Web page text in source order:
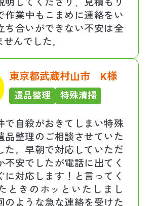
作業中もこまめに連絡をい
ち合いができない不安は全
せんでした。
東京都武蔵村山市 K様
遺品整理 特殊清掃
で自殺がおきてしまい特殊
品整理のご相談させていた
た。早朝で対応していただ
不安でしたが電話に出てく
に対応します！と言ってく
ときのホッといたしまし
のような急な連絡を受けた